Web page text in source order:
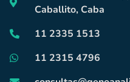
Caballito, Caba
11 2335 1513
11 2315 4796